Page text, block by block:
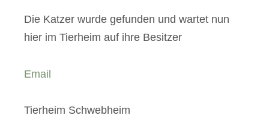
Die Katzer wurde gefunden und wartet nun
hier im Tierheim auf ihre Besitzer
Email
Tierheim Schwebheim